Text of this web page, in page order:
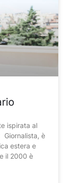
ispirata al
Giornalista, è
estera e
il 2000 è